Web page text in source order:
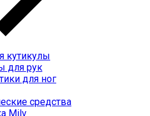
кутикулы
для рук
для ног
средства
Milv